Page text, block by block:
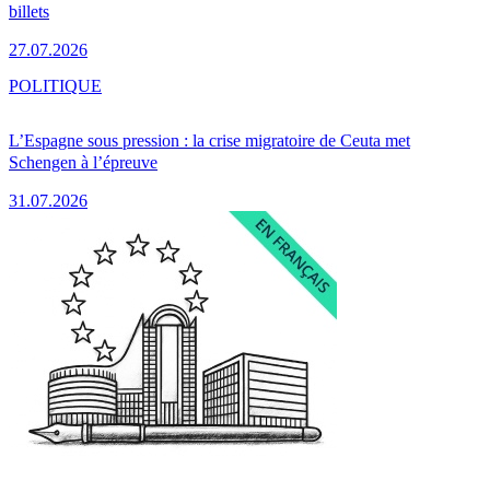
billets
27.07.2026
L’Espagne sous pression : la crise migratoire de Ceuta met
Schengen à l’épreuve
31.07.2026
POLITIQUE